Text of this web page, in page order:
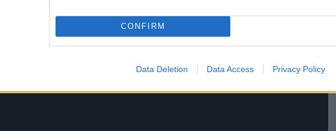
CONFIRM
Data Deletion Data Access Privacy Policy